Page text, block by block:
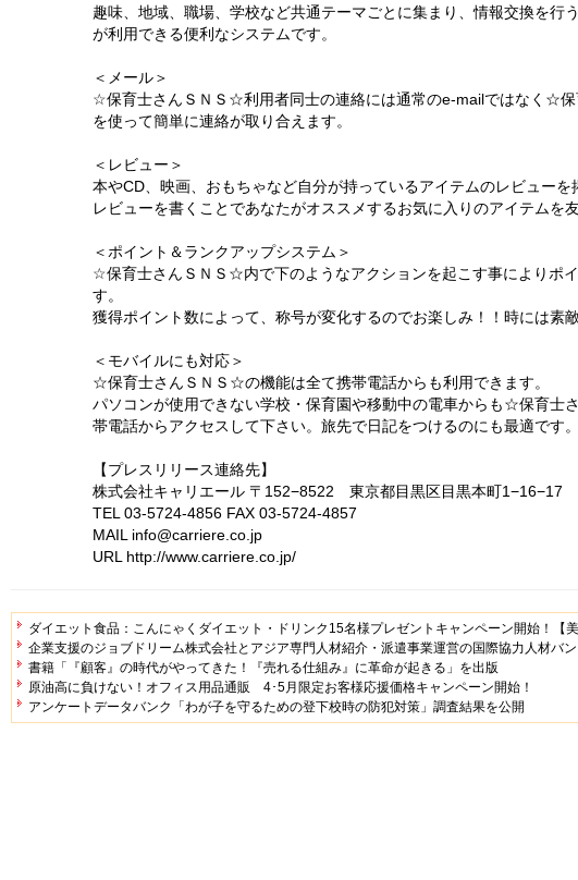
趣味、地域、職場、学校など共通テーマごとに集まり、情報交換を行
が利用できる便利なシステムです。
＜メール＞
☆保育士さんＳＮＳ☆利用者同士の連絡には通常のe-mailではなく☆
を使って簡単に連絡が取り合えます。
＜レビュー＞
本やCD、映画、おもちゃなど自分が持っているアイテムのレビューを
レビューを書くことであなたがオススメするお気に入りのアイテムを
＜ポイント＆ランクアップシステム＞
☆保育士さんＳＮＳ☆内で下のようなアクションを起こす事によりポ
す。
獲得ポイント数によって、称号が変化するのでお楽しみ！！時には素
＜モバイルにも対応＞
☆保育士さんＳＮＳ☆の機能は全て携帯電話からも利用できます。
パソコンが使用できない学校・保育園や移動中の電車からも☆保育士
帯電話からアクセスして下さい。旅先で日記をつけるのにも最適です。
【プレスリリース連絡先】
株式会社キャリエール 〒152−8522 東京都目黒区目黒本町1−16−17
TEL 03-5724-4856 FAX 03-5724-4857
MAIL info@carriere.co.jp
URL http://www.carriere.co.jp/
ダイエット食品：こんにゃくダイエット・ドリンク15名様プレゼントキャンペーン開始！【美
企業支援のジョブドリーム株式会社とアジア専門人材紹介・派遣事業運営の国際協力人材バ
書籍「『顧客』の時代がやってきた！『売れる仕組み』に革命が起きる」を出版
原油高に負けない！オフィス用品通販 4･5月限定お客様応援価格キャンペーン開始！
アンケートデータバンク「わが子を守るための登下校時の防犯対策」調査結果を公開